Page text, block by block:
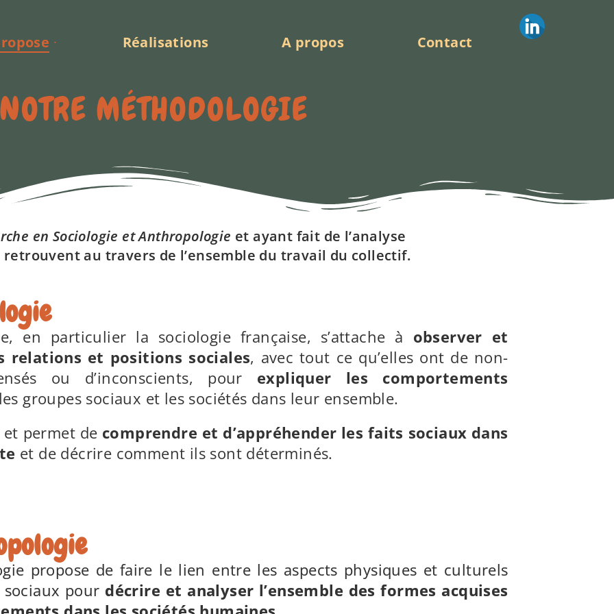
Réalisations A propos Contact
NOTRE MÉTHODOLOGIE
en Sociologie et Anthropologie et ayant fait de l’analyse
au travers de l’ensemble du travail du collectif.
en particulier la sociologie française, s’attache à observer et
relations et positions sociales, avec tout ce qu’elles ont de non-
ou d’inconscients, pour expliquer les comportements
groupes sociaux et les sociétés dans leur ensemble.
et permet de comprendre et d’appréhender les faits sociaux dans
et de décrire comment ils sont déterminés.
propose de faire le lien entre les aspects physiques et culturels
sociaux pour décrire et analyser l’ensemble des formes acquises